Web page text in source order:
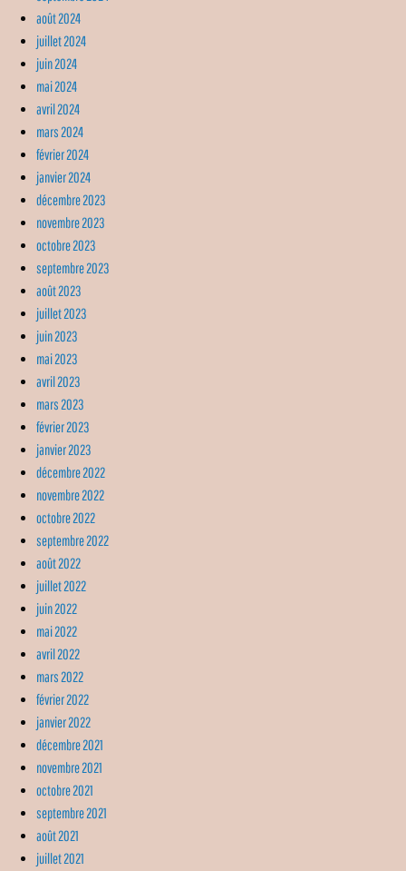
août 2024
juillet 2024
juin 2024
mai 2024
avril 2024
mars 2024
février 2024
janvier 2024
décembre 2023
novembre 2023
octobre 2023
septembre 2023
août 2023
juillet 2023
juin 2023
mai 2023
avril 2023
mars 2023
février 2023
janvier 2023
décembre 2022
novembre 2022
octobre 2022
septembre 2022
août 2022
juillet 2022
juin 2022
mai 2022
avril 2022
mars 2022
février 2022
janvier 2022
décembre 2021
novembre 2021
octobre 2021
septembre 2021
août 2021
juillet 2021